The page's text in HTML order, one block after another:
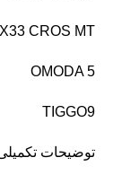
X33 CROS MT
OMODA 5
TIGGO9
توضیحات